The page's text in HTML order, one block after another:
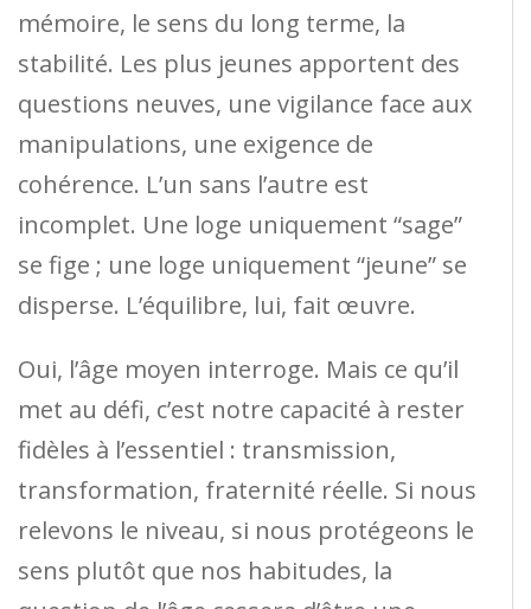
mémoire, le sens du long terme, la
stabilité. Les plus jeunes apportent des
questions neuves, une vigilance face aux
manipulations, une exigence de
cohérence. L’un sans l’autre est
incomplet. Une loge uniquement “sage”
se fige ; une loge uniquement “jeune” se
disperse. L’équilibre, lui, fait œuvre.
Oui, l’âge moyen interroge. Mais ce qu’il
met au défi, c’est notre capacité à rester
fidèles à l’essentiel : transmission,
transformation, fraternité réelle. Si nous
relevons le niveau, si nous protégeons le
sens plutôt que nos habitudes, la